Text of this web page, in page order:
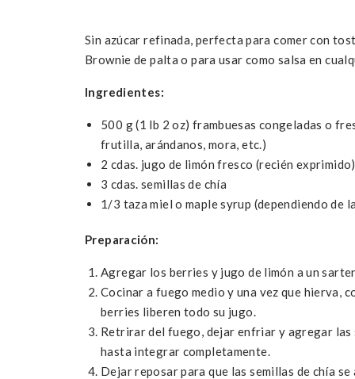
Sin azúcar refinada, perfecta para comer con
Brownie de palta o para usar como salsa en
Ingredientes:
500 g (1 lb 2 oz) frambuesas congeladas o
frutilla, arándanos, mora, etc.)
2 cdas. jugo de limón fresco (recién exprimido)
3 cdas. semillas de chía
1/3 taza miel o maple syrup (dependiendo de
Preparación:
Agregar los berries y jugo de limón a un
Cocinar a fuego medio y una vez que hierva,
berries liberen todo su jugo.
Retrirar del fuego, dejar enfriar y agregar las
hasta integrar completamente.
Dejar reposar para que las semillas de chía